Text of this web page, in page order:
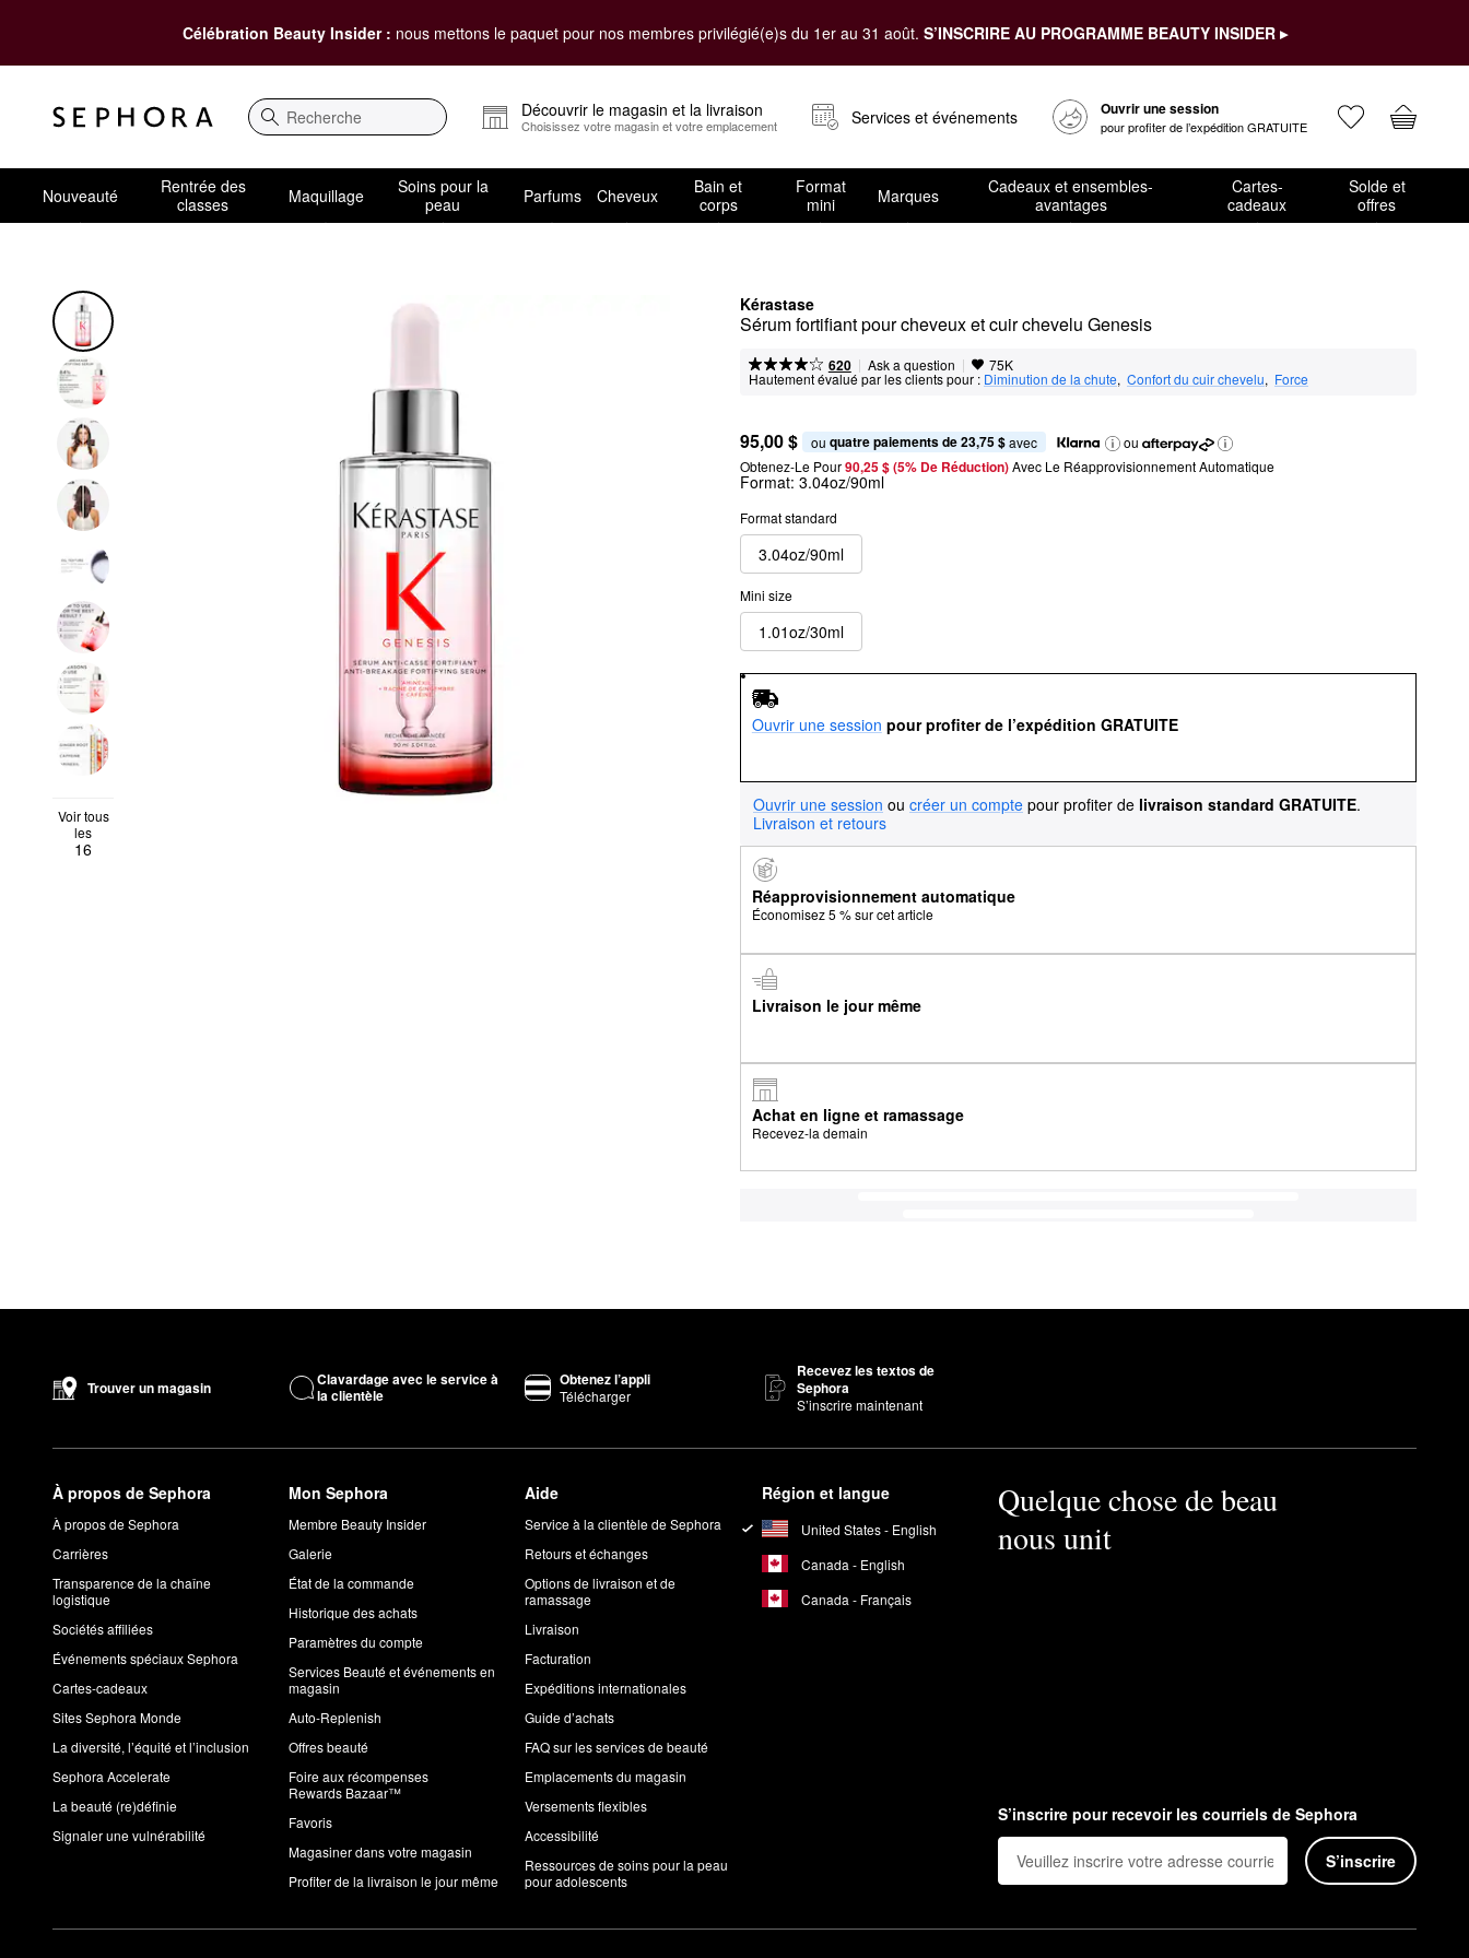
Célébration Beauty Insider : nous mettons le paquet pour nos membres privilégié(e)s du 1er au 31 août. S’INSCRIRE AU PROGRAMME BEAUTY INSIDER ▸
Recherche
Découvrir le magasin et la livraison
Choisissez votre magasin et votre emplacement Services et événements Ouvrir une session
pour profiter de l’expédition GRATUITE
Nouveauté
Rentrée des
classes
Maquillage
Soins pour la
peau
Parfums Cheveux
Bain et
corps
Format
mini
Marques
Cadeaux et ensembles-
avantages
Cartes-
cadeaux
Solde et
offres
Kérastase
Sérum fortifiant pour cheveux et cuir chevelu Genesis
620 | Ask a question | 75K
Hautement évalué par les clients pour : Diminution de la chute, Confort du cuir chevelu, Force
Voir tous
les
16
95,00 $ ou quatre paiements de 23,75 $ avec
ou
Obtenez-Le Pour90,25 $ (5% De Réduction) Avec Le Réapprovisionnement Automatique
Format: 3.04oz/90ml
Format standard
3.04oz/90ml
Mini size
1.01oz/30ml
Ouvrir une session pour profiter de l’expédition GRATUITE
Ouvrir une session ou créer un compte pour profiter de livraison standard GRATUITE.
Livraison et retours
Réapprovisionnement automatique
Économisez 5 % sur cet article
Livraison le jour même
Achat en ligne et ramassage
Recevez-la demain
Trouver un magasin
Clavardage avec le service à
la clientèle
Obtenez l’appli
Télécharger
Recevez les textos de
Sephora
S’inscrire maintenant
À propos de Sephora
À propos de Sephora
Carrières
Transparence de la chaîne
logistique
Sociétés affiliées
Événements spéciaux Sephora
Cartes-cadeaux
Sites Sephora Monde
La diversité, l’équité et l’inclusion
Sephora Accelerate
La beauté (re)définie
Signaler une vulnérabilité
Mon Sephora
Membre Beauty Insider
Galerie
État de la commande
Historique des achats
Paramètres du compte
Services Beauté et événements en
magasin
Auto-Replenish
Offres beauté
Foire aux récompenses
Rewards Bazaar™
Favoris
Magasiner dans votre magasin
Profiter de la livraison le jour même
Aide
Service à la clientèle de Sephora
Retours et échanges
Options de livraison et de
ramassage
Livraison
Facturation
Expéditions internationales
Guide d’achats
FAQ sur les services de beauté
Emplacements du magasin
Versements flexibles
Accessibilité
Ressources de soins pour la peau
pour adolescents
Région et langue
United States - English
Canada - English
Canada - Français
Quelque chose de beau
nous unit
S’inscrire pour recevoir les courriels de Sephora
S’inscrire